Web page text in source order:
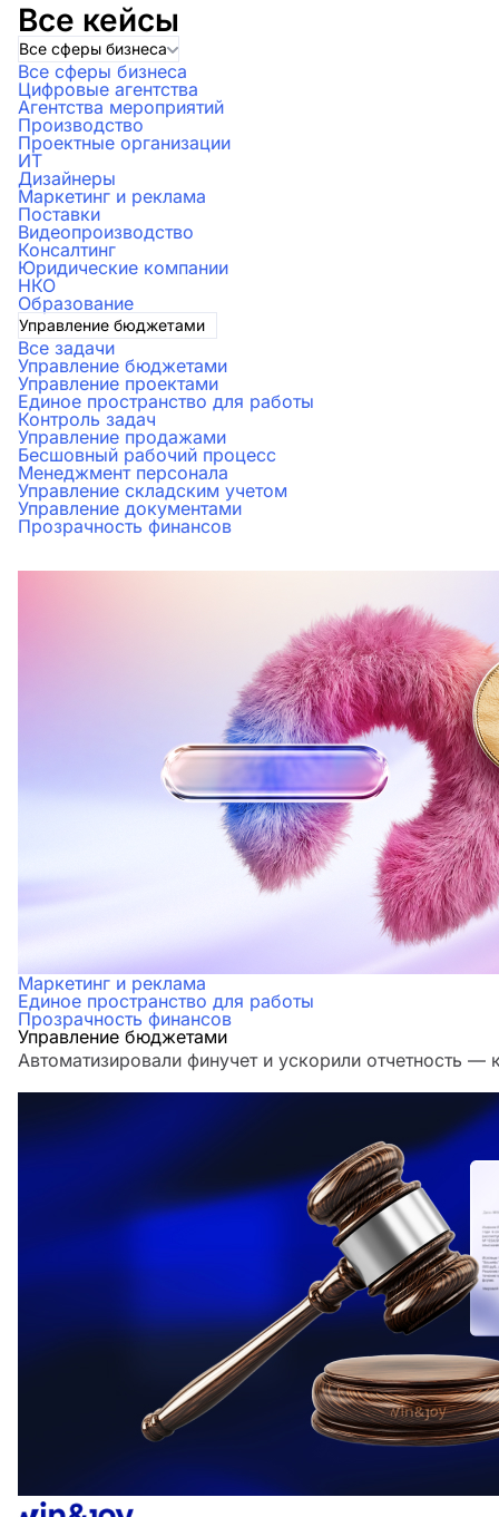
Все кейсы
Все сферы бизнеса
Все сферы бизнеса
Цифровые агентства
Агентства мероприятий
Производство
Проектные организации
ИТ
Дизайнеры
Маркетинг и реклама
Поставки
Видеопроизводство
Консалтинг
Юридические компании
НКО
Образование
Управление бюджетами
Все задачи
Управление бюджетами
Управление проектами
Единое пространство для работы
Контроль задач
Управление продажами
Бесшовный рабочий процесс
Менеджмент персонала
Управление складским учетом
Управление документами
Прозрачность финансов
Маркетинг и реклама
Единое пространство для работы
Прозрачность финансов
Управление бюджетами
Автоматизировали финучет и ускорили отчетность —